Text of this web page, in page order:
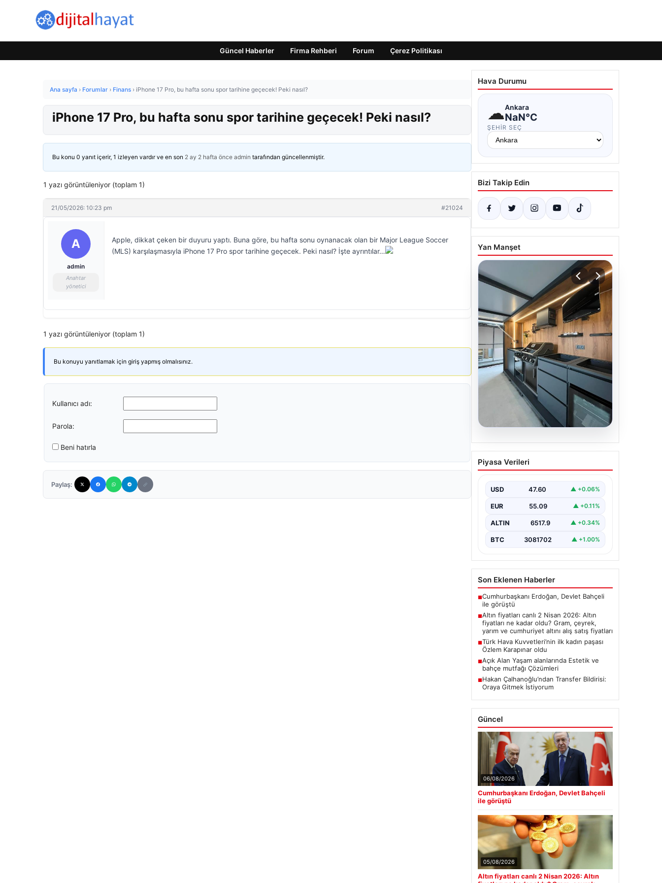
Güncel Haberler Firma Rehberi Forum Çerez Politikası
Ana sayfa › Forumlar › Finans › iPhone 17 Pro, bu hafta sonu spor tarihine geçecek! Peki nasıl?
iPhone 17 Pro, bu hafta sonu spor tarihine geçecek! Peki nasıl?
Bu konu 0 yanıt içerir, 1 izleyen vardır ve en son 2 ay 2 hafta önce admin tarafından güncellenmiştir.
1 yazı görüntüleniyor (toplam 1)
21/05/2026: 10:23 pm #21024
A
admin
Anahtar
yönetici
Apple, dikkat çeken bir duyuru yaptı. Buna göre, bu hafta sonu oynanacak olan bir Major League Soccer
(MLS) karşılaşmasıyla iPhone 17 Pro spor tarihine geçecek. Peki nasıl? İşte ayrıntılar…
1 yazı görüntüleniyor (toplam 1)
Bu konuyu yanıtlamak için giriş yapmış olmalısınız.
Kullanıcı adı:
Parola:
Beni hatırla
Paylaş:
Hava Durumu
☁Ankara
NaN°C
ŞEHIR SEÇ
Bizi Takip Edin
Yan Manşet
Açık Alan Yaşam
alanlarında Estetik ve
Günümüzde bahçe sosyal alanlar,
parçası durumuna ulaşmıştır.
Piyasa Verileri
USD 47.60 ▲ +0.06%
EUR 55.09 ▲ +0.11%
ALTIN 6517.9 ▲ +0.34%
BTC 3081702 ▲ +1.00%
Son Eklenen Haberler
■Cumhurbaşkanı Erdoğan, Devlet Bahçeli
ile görüştü
■Altın fiyatları canlı 2 Nisan 2026: Altın
fiyatları ne kadar oldu? Gram, çeyrek,
yarım ve cumhuriyet altını alış satış fiyatları
■Türk Hava Kuvvetleri’nin ilk kadın paşası
Özlem Karapınar oldu
■Açık Alan Yaşam alanlarında Estetik ve
bahçe mutfağı Çözümleri
■Hakan Çalhanoğlu’ndan Transfer Bildirisi:
Oraya Gitmek İstiyorum
Güncel
06/08/2026
Cumhurbaşkanı Erdoğan, Devlet Bahçeli
ile görüştü
05/08/2026
Altın fiyatları canlı 2 Nisan 2026: Altın